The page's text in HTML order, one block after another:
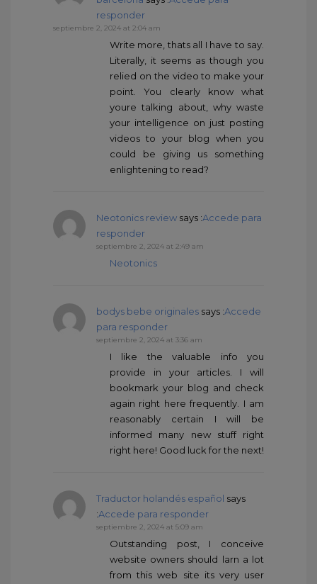
responder
septiembre 2, 2024 at 2:04 am
Write more, thats all I have to say.
Literally, it seems as though you
relied on the video to make your
point. You clearly know what
youre talking about, why waste
your intelligence on just posting
videos to your blog when you
could be giving us something
enlightening to read?
Neotonics review says :Accede para
responder
septiembre 2, 2024 at 2:49 am
Neotonics
bodys bebe originales says :Accede
para responder
septiembre 2, 2024 at 3:36 am
I like the valuable info you
provide in your articles. I will
bookmark your blog and check
again right here frequently. I am
reasonably certain I will be
informed many new stuff right
right here! Good luck for the next!
Traductor holandés español says
:Accede para responder
septiembre 2, 2024 at 5:09 am
Outstanding post, I conceive
website owners should larn a lot
from this web site its very user